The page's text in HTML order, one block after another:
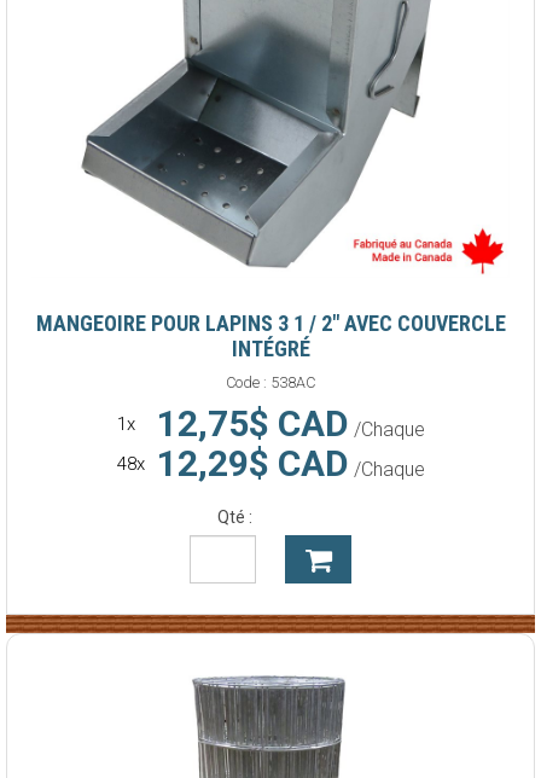
MANGEOIRE POUR LAPINS 3 1 / 2" AVEC COUVERCLE
INTÉGRÉ
Code : 538AC
1x 12,75$ CAD /Chaque
48x 12,29$ CAD /Chaque
Qté :